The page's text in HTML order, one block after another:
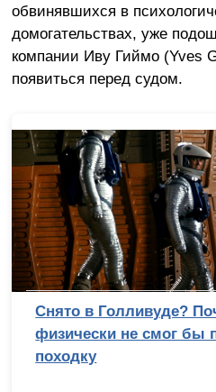
обвинявшихся в
домогательствах, уже
компании Иву Гиймо (Yves
появиться перед судом.
Снято в Голливуде?
физически не смог бы
походку